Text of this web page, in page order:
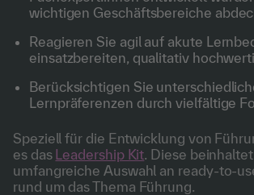
wichtigen Geschäftsbereiche
Reagieren Sie agil auf akute
einsatzbereiten, qualitativ
Berücksichtigen Sie
Lernpräferenzen durch vielfältige
Speziell für die Entwicklung von
es das Leadership Kit. Diese
umfangreiche Auswahl an ready-to-
rund um das Thema Führung.